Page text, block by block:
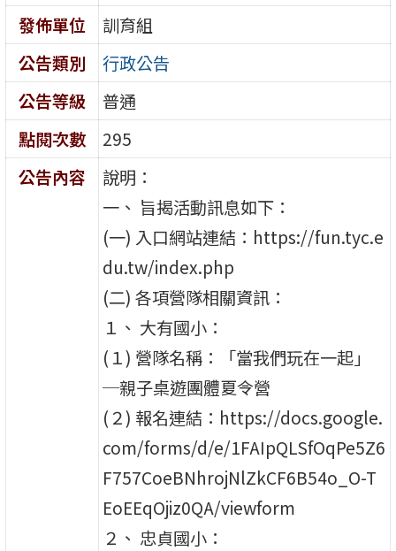
發佈單位
訓育組
公告類別
行政公告
公告等級
普通
點閱次數
295
公告內容
說明：
一、 旨揭活動訊息如下：
(一) 入口網站連結：https://fun.tyc.e
du.tw/index.php
(二) 各項營隊相關資訊：
１、 大有國小：
(１) 營隊名稱：「當我們玩在一起」
─親子桌遊團體夏令營
(２) 報名連結：https://docs.google.
com/forms/d/e/1FAIpQLSfOqPe5Z6
F757CoeBNhrojNlZkCF6B54o_O-T
EoEEqOjiz0QA/viewform
２、 忠貞國小：